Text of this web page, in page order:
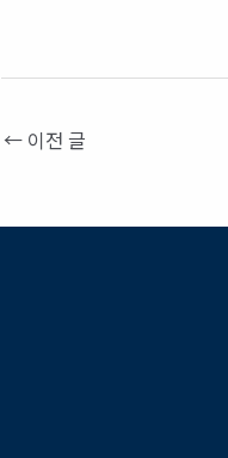
← 이전 글